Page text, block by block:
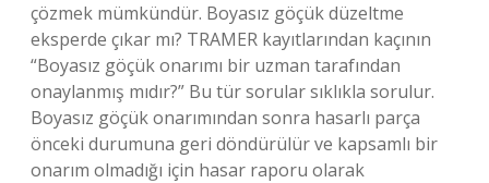
çözmek mümkündür. Boyasız göçük düzeltme
eksperde çıkar mı? TRAMER kayıtlarından kaçının
“Boyasız göçük onarımı bir uzman tarafından
onaylanmış mıdır?” Bu tür sorular sıklıkla sorulur.
Boyasız göçük onarımından sonra hasarlı parça
önceki durumuna geri döndürülür ve kapsamlı bir
onarım olmadığı için hasar raporu olarak